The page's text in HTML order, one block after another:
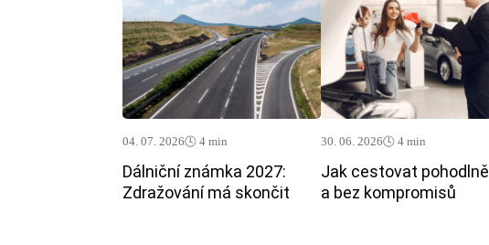
04. 07. 2026🕓 4 min
Dálniční známka 2027:
Zdražování má skončit
30. 06. 2026🕓 4 min
Jak cestovat pohodlně
a bez kompromisů